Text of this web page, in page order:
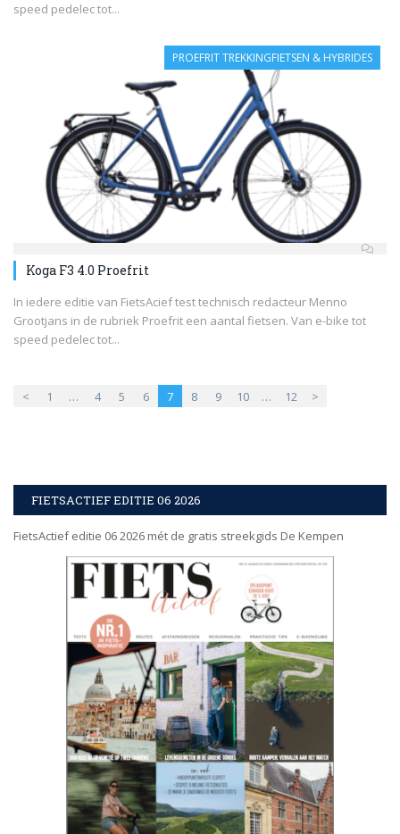
speed pedelec tot...
PROEFRIT TREKKINGFIETSEN & HYBRIDES
Koga F3 4.0 Proefrit
In iedere editie van FietsAcief test technisch redacteur Menno
Grootjans in de rubriek Proefrit een aantal fietsen. Van e-bike tot
speed pedelec tot...
< 1 … 4 5 6 7 8 9 10 … 12 >
FIETSACTIEF EDITIE 06 2026
FietsActief editie 06 2026 mét de gratis streekgids De Kempen